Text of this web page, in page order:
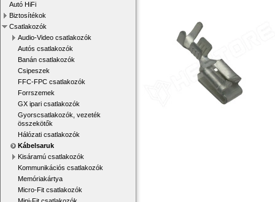
Autó HiFi
Biztosítékok
Csatlakozók
Audio-Video csatlakozók
Autós csatlakozók
Banán csatlakozók
Csipeszek
FFC-FPC csatlakozók
Forrszemek
GX ipari csatlakozók
Gyorscsatlakozók, vezeték
összekötők
Hálózati csatlakozók
Kábelsaruk
Kisáramú csatlakozók
Kommunikációs csatlakozók
Memóriakártya
Micro-Fit csatlakozók